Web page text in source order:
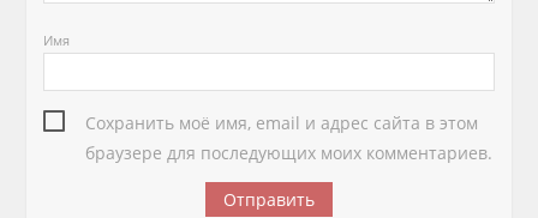
Имя
Сохранить моё имя, email и адрес сайта в этом
браузере для последующих моих комментариев.